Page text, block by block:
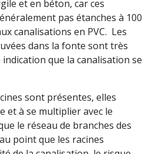
et en béton, car ces
pas étanches à 100
canalisations en PVC. Les
dans la fonte sont très
que la canalisation se
sont présentes, elles
et à se multiplier avec le
le réseau de branches des
point que les racines